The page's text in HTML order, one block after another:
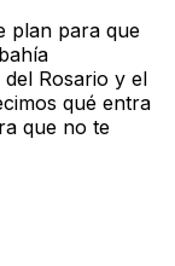
plan para que
Rosario y el
qué entra
que no te